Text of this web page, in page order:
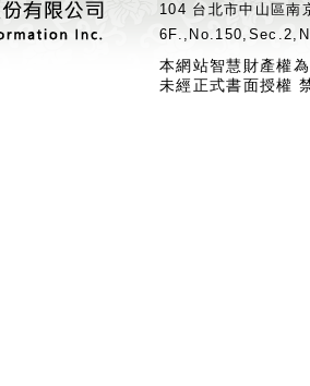
104 台北市中山區
本網站智慧財產權
未經正式書面授權